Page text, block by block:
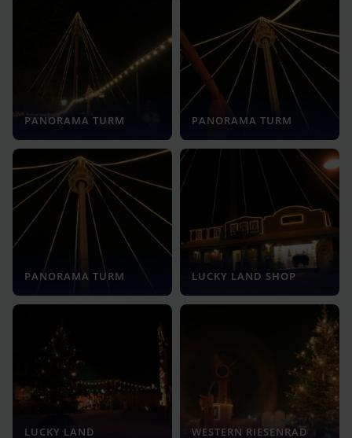
PANORAMA TURM PANORAMA TURM
PANORAMA TURM LUCKY LAND SHOP
LUCKY LAND WESTERN RIESENRAD